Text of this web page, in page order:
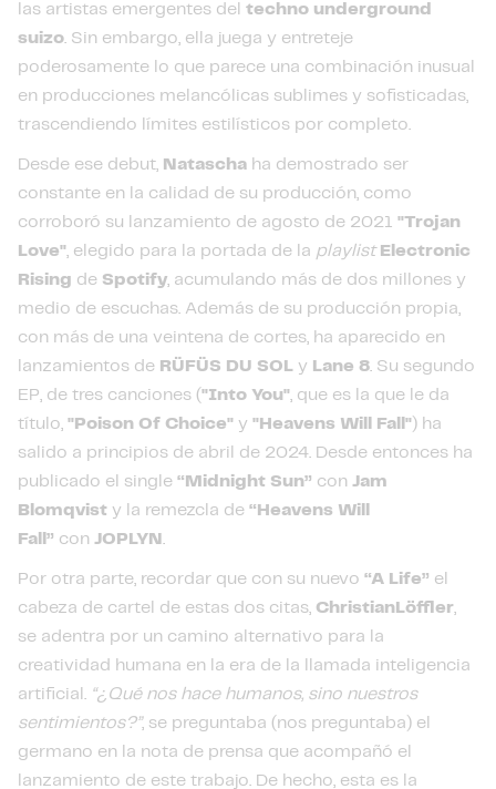
las artistas emergentes del techno underground
suizo. Sin embargo, ella juega y entreteje
poderosamente lo que parece una combinación inusual
en producciones melancólicas sublimes y sofisticadas,
trascendiendo límites estilísticos por completo.
Desde ese debut, Natascha ha demostrado ser
constante en la calidad de su producción, como
corroboró su lanzamiento de agosto de 2021 "Trojan
Love", elegido para la portada de la playlist Electronic
Rising de Spotify, acumulando más de dos millones y
medio de escuchas. Además de su producción propia,
con más de una veintena de cortes, ha aparecido en
lanzamientos de RÜFÜS DU SOL y Lane 8. Su segundo
EP, de tres canciones ("Into You", que es la que le da
título, "Poison Of Choice" y "Heavens Will Fall") ha
salido a principios de abril de 2024. Desde entonces ha
publicado el single “Midnight Sun” con Jam
Blomqvist y la remezcla de “Heavens Will
Fall” con JOPLYN .
Por otra parte, recordar que con su nuevo “A Life” el
cabeza de cartel de estas dos citas, ChristianLöffler,
se adentra por un camino alternativo para la
creatividad humana en la era de la llamada inteligencia
artificial. “¿Qué nos hace humanos, sino nuestros
sentimientos?”, se preguntaba (nos preguntaba) el
germano en la nota de prensa que acompañó el
lanzamiento de este trabajo. De hecho, esta es la